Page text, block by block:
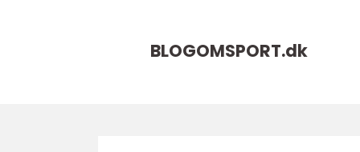
BLOGOMSPORT.dk